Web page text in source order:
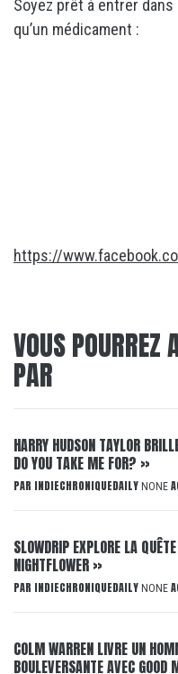
Soyez prêt à entrer dans
qu’un médicament :
https://
VOUS POURREZ
PAR
HARRY HUDSON TAYLOR
DO YOU TAKE ME FOR? »
PAR INDIECHRONIQUEDAILY NONE
SLOWDRIP EXPLORE LA
NIGHTFLOWER »
PAR INDIECHRONIQUEDAILY NONE
COLM WARREN LIVRE UN
BOULEVERSANTE AVEC GOOD